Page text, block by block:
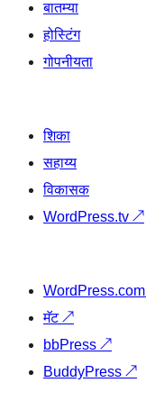
बातम्या
होस्टिंग
गोपनीयता
शिका
सहाय्य
विकासक
WordPress.tv ↗
WordPress.com
मॅट↗
bbPress ↗
BuddyPress ↗